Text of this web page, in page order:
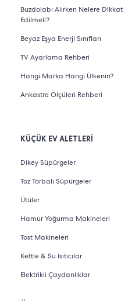
Buzdolabı Alırken Nelere Dikkat
Edilmeli?
Beyaz Eşya Enerji Sınıfları
TV Ayarlama Rehberi
Hangi Marka Hangi Ülkenin?
Ankastre Ölçüleri Rehberi
KÜÇÜK EV ALETLERİ
Dikey Süpürgeler
Toz Torbalı Süpürgeler
Ütüler
Hamur Yoğurma Makineleri
Tost Makineleri
Kettle & Su Isıtıcılar
Elektrikli Çaydanlıklar